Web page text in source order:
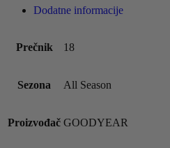
Dodatne informacije
Prečnik 18
Sezona All Season
Proizvođač GOODYEAR